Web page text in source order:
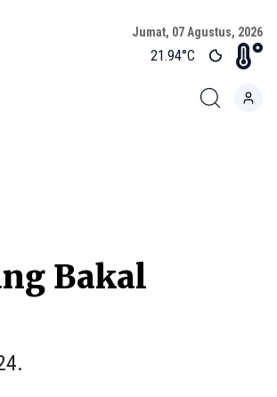
Jumat, 07 Agustus, 2026
21.94°C
Bakal